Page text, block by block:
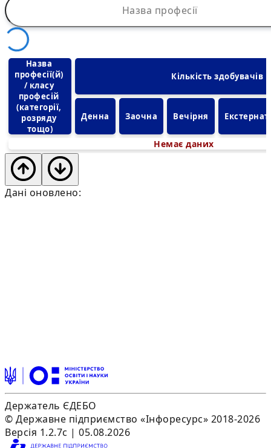
Назва
професії(й)
/ класу
професій
(категорії,
розряду
тощо)
Кількість здобувачів
Денна Заочна Вечірня
Немає даних
Дані оновлено:
Держатель ЄДЕБО
© Державне підприємство «Інфоресурс» 2018-2026
Версія 1.2.7c | 05.08.2026